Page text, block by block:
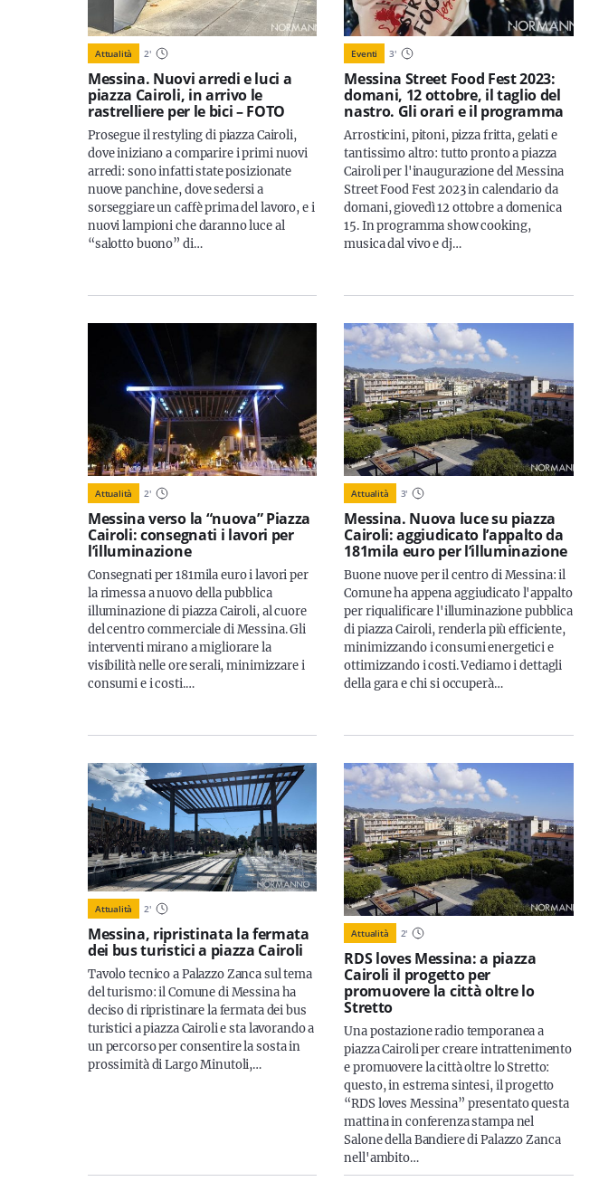
Attualità 2'
Messina. Nuovi arredi e luci a
piazza Cairoli, in arrivo le
rastrelliere per le bici – FOTO
Prosegue il restyling di piazza Cairoli,
dove iniziano a comparire i primi nuovi
arredi: sono infatti state posizionate
nuove panchine, dove sedersi a
sorseggiare un caffè prima del lavoro, e i
nuovi lampioni che daranno luce al
“salotto buono” di…
Eventi 3'
Messina Street Food Fest 2023:
domani, 12 ottobre, il taglio del
nastro. Gli orari e il programma
Arrosticini, pitoni, pizza fritta, gelati e
tantissimo altro: tutto pronto a piazza
Cairoli per l'inaugurazione del Messina
Street Food Fest 2023 in calendario da
domani, giovedì 12 ottobre a domenica
15. In programma show cooking,
musica dal vivo e dj…
Attualità 2'
Messina verso la “nuova” Piazza
Cairoli: consegnati i lavori per
l’illuminazione
Consegnati per 181mila euro i lavori per
la rimessa a nuovo della pubblica
illuminazione di piazza Cairoli, al cuore
del centro commerciale di Messina. Gli
interventi mirano a migliorare la
visibilità nelle ore serali, minimizzare i
consumi e i costi.…
Attualità 3'
Messina. Nuova luce su piazza
Cairoli: aggiudicato l’appalto da
181mila euro per l’illuminazione
Buone nuove per il centro di Messina: il
Comune ha appena aggiudicato l'appalto
per riqualificare l'illuminazione pubblica
di piazza Cairoli, renderla più efficiente,
minimizzando i consumi energetici e
ottimizzando i costi. Vediamo i dettagli
della gara e chi si occuperà…
Attualità 2'
Messina, ripristinata la fermata
dei bus turistici a piazza Cairoli
Tavolo tecnico a Palazzo Zanca sul tema
del turismo: il Comune di Messina ha
deciso di ripristinare la fermata dei bus
turistici a piazza Cairoli e sta lavorando a
un percorso per consentire la sosta in
prossimità di Largo Minutoli,…
Attualità 2'
RDS loves Messina: a piazza
Cairoli il progetto per
promuovere la città oltre lo
Stretto
Una postazione radio temporanea a
piazza Cairoli per creare intrattenimento
e promuovere la città oltre lo Stretto:
questo, in estrema sintesi, il progetto
“RDS loves Messina” presentato questa
mattina in conferenza stampa nel
Salone della Bandiere di Palazzo Zanca
nell'ambito…